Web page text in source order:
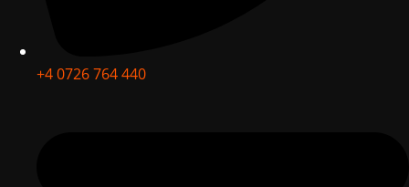
+4 0726 764 440